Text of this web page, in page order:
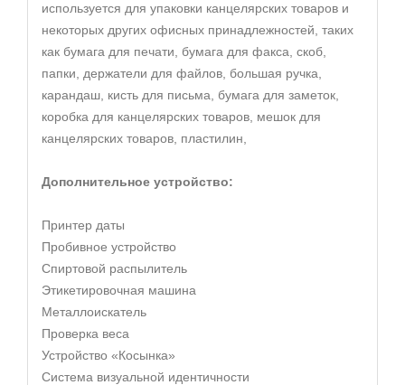
используется для упаковки канцелярских товаров и
некоторых других офисных принадлежностей, таких
как бумага для печати, бумага для факса, скоб,
папки, держатели для файлов, большая ручка,
карандаш, кисть для письма, бумага для заметок,
коробка для канцелярских товаров, мешок для
канцелярских товаров, пластилин,
Дополнительное устройство:
Принтер даты
Пробивное устройство
Спиртовой распылитель
Этикетировочная машина
Металлоискатель
Проверка веса
Устройство «Косынка»
Система визуальной идентичности